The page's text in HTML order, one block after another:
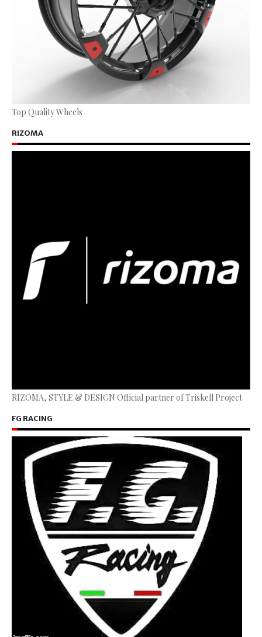
Top Quality Wheels
RIZOMA
RIZOMA, STYLE & DESIGN Official partner of Triskell Project
FG RACING